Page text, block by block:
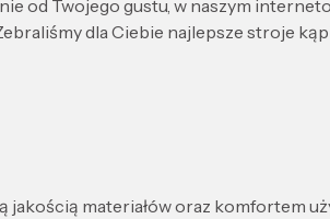
od Twojego gustu, w naszym
dla Ciebie najlepsze stroje
jakością materiałów oraz komfortem